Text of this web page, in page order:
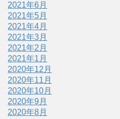
2021年6月
2021年5月
2021年4月
2021年3月
2021年2月
2021年1月
2020年12月
2020年11月
2020年10月
2020年9月
2020年8月